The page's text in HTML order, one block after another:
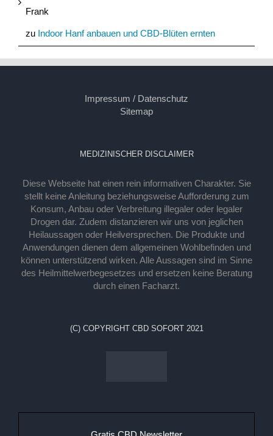
Frank
zu Indoor Hanf anbauen und CBD-Blüten ernten
Impressum / Datenschutz
Sitemap
MEDIZINISCHER DISCLAIMER
Diese Webseite hat einen rein informativen Charakter. Sie
stellt keine Anleitung beziehungsweise Aufforderung zum
Konsum, Anbau oder Verbreitung illegaler oder legaler
Drogen dar. Zudem distanzieren wir uns von jeglichen
Heilaussagen oder Heilversprechen. Die Produkte und
Anwendungen dienen dem allgemeinen Wohlbefinden und
können unterstützend wirken. Alle Aussagen sind im Sinne
des Heilmittelwerbegesetzes und ersetzen keine Beratung
durch einen Facharzt.
(C) COPYRIGHT CBD SOFORT 2021